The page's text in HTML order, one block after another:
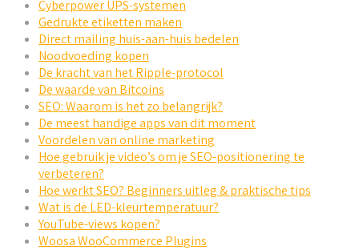
Cyberpower UPS-systemen
Gedrukte etiketten maken
Direct mailing huis-aan-huis bedelen
Noodvoeding kopen
De kracht van het Ripple-protocol
De waarde van Bitcoins
SEO: Waarom is het zo belangrijk?
De meest handige apps van dit moment
Voordelen van online marketing
Hoe gebruik je video’s om je SEO-positionering te
verbeteren?
Hoe werkt SEO? Beginners uitleg & praktische tips
Wat is de LED-kleurtemperatuur?
YouTube-views kopen?
Woosa WooCommerce Plugins